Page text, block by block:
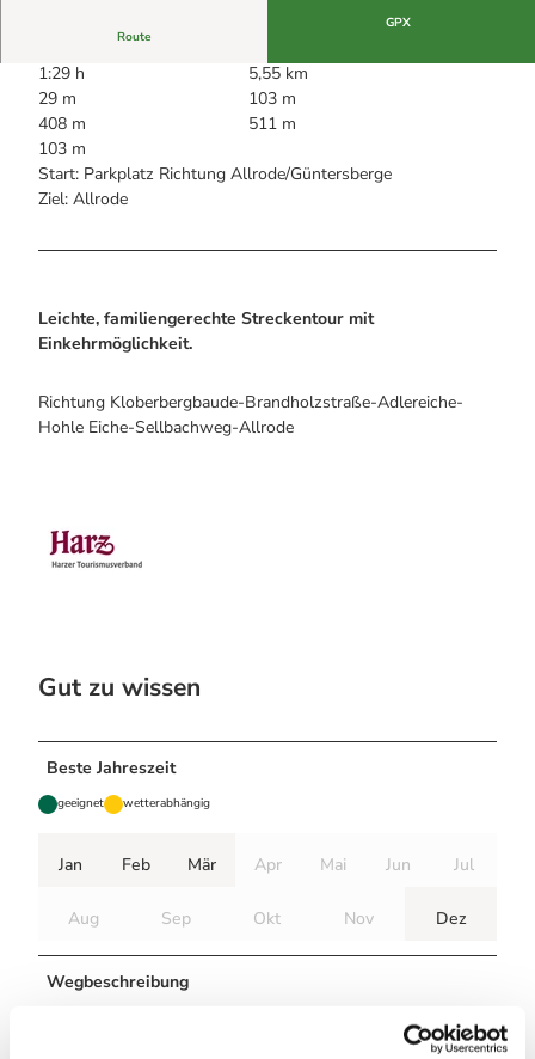
Noch lange nicht Schicht im Schacht
Die Eisflüsterer: Harzer Falken
Wanderführer Jörg Kühnhold
Webcams
Kulinarik
Einkaufen
Webcams
Route
GPX
1:29 h
5,55 km
29 m
103 m
408 m
511 m
103 m
Start: Parkplatz Richtung Allrode/Güntersberge
Ziel: Allrode
Leichte, familiengerechte Streckentour mit
Einkehrmöglichkeit.
Richtung Kloberbergbaude-Brandholzstraße-Adlereiche-
Hohle Eiche-Sellbachweg-Allrode
Gut zu wissen
Beste Jahreszeit
geeignet wetterabhängig
Jan Feb Mär Apr Mai Jun Jul
Aug Sep Okt Nov Dez
Wegbeschreibung
Richtung Kloberbergbaude-Brandholzstraße-Adlereiche-